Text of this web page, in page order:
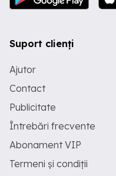
Suport clienți
Ajutor
Contact
Publicitate
Întrebări frecvente
Abonament VIP
Termeni și condiții